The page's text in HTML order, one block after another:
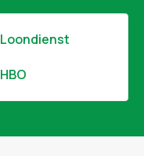
Loondienst
HBO